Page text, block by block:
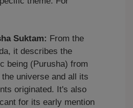
Suktam: From the
it describes the
being (Purusha) from
the universe and all its
originated. It's also
for its early mention